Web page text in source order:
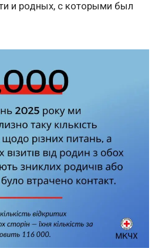
и родных, с которыми был